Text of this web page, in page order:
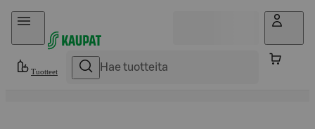
Hyppää sisältöön
Tuotteet